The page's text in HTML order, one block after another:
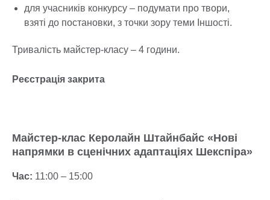
для учасників конкурсу – подумати про твори,
взяті до постановки, з точки зору теми Іншості.
Тривалість майстер-класу – 4 години.
Реєстрація закрита
Майстер-клас Керолайн Штайнбайс «Нові
напрямки в сценічних адаптаціях Шекспіра»
Час: 11:00 – 15:00